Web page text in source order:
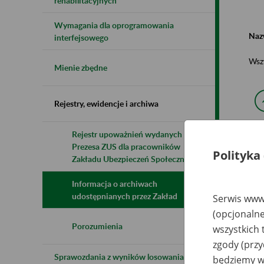
Wymagania dla oprogramowania
interfejsowego
Mienie zbędne
Rejestry, ewidencje i archiwa
Rejestr upoważnień wydanych przez
Prezesa ZUS dla pracowników
Zakładu Ubezpieczeń Społecznych
Informacja o archiwach
udostępnianych przez Zakład
Porozumienia
Sprawozdania z wyników losowania do
Polityka
Serwis
wszystkich
zgody
będziemy